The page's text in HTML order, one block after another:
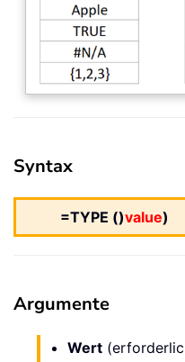
Syntax
=TYPE ()value)
Argumente
Wert